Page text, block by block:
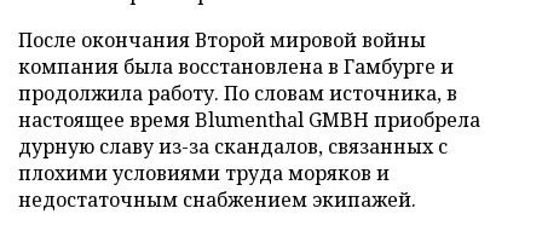
После окончания Второй мировой войны
компания была восстановлена в Гамбурге и
продолжила работу. По словам источника, в
настоящее время Blumenthal GMBH приобрела
дурную славу из-за скандалов, связанных с
плохими условиями труда моряков и
недостаточным снабжением экипажей.